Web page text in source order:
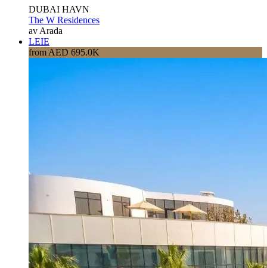
DUBAI HAVN
The W Residences
av Arada
LEIE
from AED 695.0K